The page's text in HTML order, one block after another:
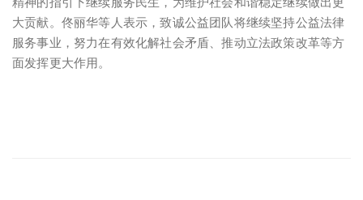
大贡献。佟丽华等人表示，致诚公益团队将继续坚持公益法律
服务事业，努力在有效化解社会矛盾、推动立法政策改革等方
面发挥更大作用。